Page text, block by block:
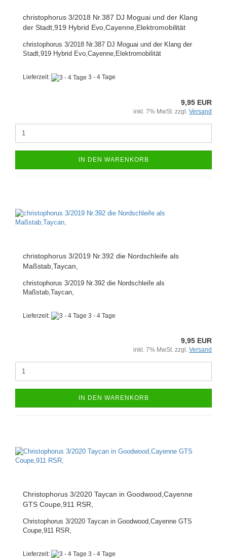
christophorus 3/2018 Nr.387 DJ Moguai und der Klang
der Stadt,919 Hybrid Evo,Cayenne,Elektromobilität
christophorus 3/2018 Nr.387 DJ Moguai und der Klang der
Stadt,919 Hybrid Evo,Cayenne,Elektromobilität
Lieferzeit: 3 - 4 Tage
9,95 EUR
inkl. 7% MwSt. zzgl. Versand
IN DEN WARENKORB
christophorus 3/2019 Nr.392 die Nordschleife als
Maßstab,Taycan,
christophorus 3/2019 Nr.392 die Nordschleife als
Maßstab,Taycan,
Lieferzeit: 3 - 4 Tage
9,95 EUR
inkl. 7% MwSt. zzgl. Versand
IN DEN WARENKORB
Christophorus 3/2020 Taycan in Goodwood,Cayenne
GTS Coupe,911 RSR,
Christophorus 3/2020 Taycan in Goodwood,Cayenne GTS
Coupe,911 RSR,
Lieferzeit: 3 - 4 Tage